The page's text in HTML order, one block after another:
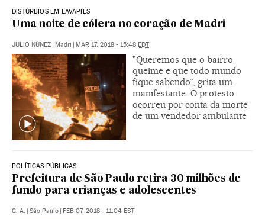
DISTÚRBIOS EM LAVAPIÉS
Uma noite de cólera no coração de Madri
JULIO NÚÑEZ | Madri | MAR 17, 2018 - 15:48 EDT
"Queremos que o bairro
queime e que todo mundo
fique sabendo”, grita um
manifestante. O protesto
ocorreu por conta da morte
de um vendedor ambulante
POLÍTICAS PÚBLICAS
Prefeitura de São Paulo retira 30 milhões de
fundo para crianças e adolescentes
G. A. | São Paulo | FEB 07, 2018 - 11:04 EST